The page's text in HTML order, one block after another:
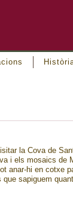
la Cova de
i els mosaics
anar-hi en cotxe
sapiguem